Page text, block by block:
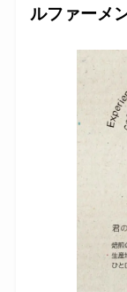
ルファーメ